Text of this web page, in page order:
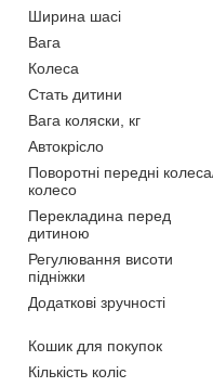
Ширина шасі
Вага
Колеса
Стать дитини
Вага коляски, кг
Автокрісло
Поворотні передні
колесо
Перекладина перед
дитиною
Регулювання висоти
підніжки
Додаткові зручності
Кошик для покупок
Кількість коліс